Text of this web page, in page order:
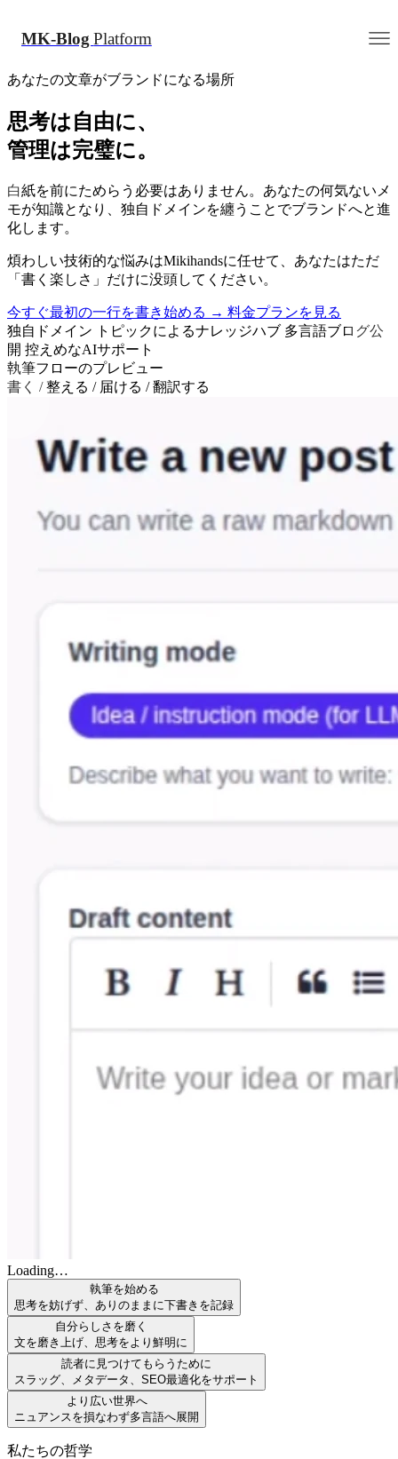
MK-BlogPlatform
あなたの文章がブランドになる場所
思考は自由に、
管理は完璧に。
白紙を前にためらう必要はありません。あなたの何気ないメ
モが知識となり、独自ドメインを纏うことでブランドへと進
化します。
煩わしい技術的な悩みはMikihandsに任せて、あなたはただ
「書く楽しさ」だけに没頭してください。
今すぐ最初の一行を書き始める → 料金プランを見る
独自ドメイン
トピックによるナレッジハブ 多言語ブログ公
開 控えめなAIサポート
執筆フローのプレビュー
書く / 整える / 届ける / 翻訳する
Loading…
執筆を始める
思考を妨げず、ありのままに下書きを記録
自分らしさを磨く
文を磨き上げ、思考をより鮮明に
読者に見つけてもらうために
スラッグ、メタデータ、SEO最適化をサポート
より広い世界へ
ニュアンスを損なわず多言語へ展開
私たちの哲学